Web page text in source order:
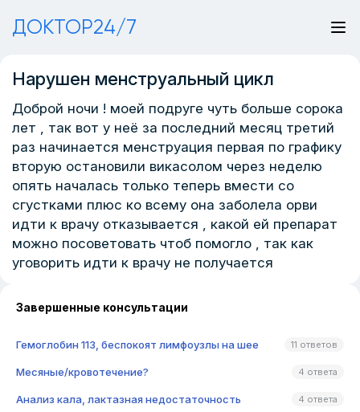
ДОКТОР24/7
Нарушен менструальный цикл
Доброй ночи ! моей подруге чуть больше сорока
лет , так вот у неё за последний месяц третий
раз начинается менструация первая по графику
вторую остановили викасолом через неделю
опять началась только теперь вмести со
сгустками плюс ко всему она заболела орви
идти к врачу отказывается , какой ей препарат
можно посоветовать чтоб помогло , так как
уговорить идти к врачу не получается
Завершенные консультации
Гемоглобин 113, беспокоят лимфоузлы на шее 11 ответов
Месяные/кровотечение? 4 ответа
Анализ кала, лактазная недостаточность 4 ответа